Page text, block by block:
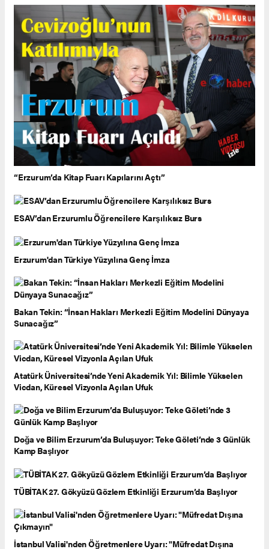
“Erzurum’da Kitap Fuarı Kapılarını Açtı”
ESAV’dan Erzurumlu Öğrencilere Karşılıksız Burs
Erzurum'dan Türkiye Yüzyılına Genç İmza
Bakan Tekin: “İnsan Hakları Merkezli Eğitim Modelini Dünyaya
Sunacağız”
Atatürk Üniversitesi’nde Yeni Akademik Yıl: Bilimle Yükselen
Vicdan, Küresel Vizyonla Açılan Ufuk
Doğa ve Bilim Erzurum’da Buluşuyor: Teke Göleti’nde 3 Günlük
Kamp Başlıyor
TÜBİTAK 27. Gökyüzü Gözlem Etkinliği Erzurum’da Başlıyor
İstanbul Valisi'nden Öğretmenlere Uyarı: "Müfredat Dışına